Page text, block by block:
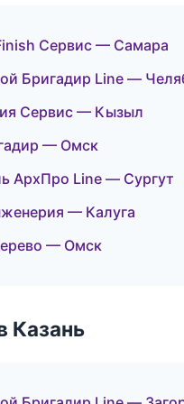
Сервис — Самара
Бригадир Line —
Сервис — Кызыл
— Омск
АрхПро Line — Сургут
— Калуга
— Омск
Казань